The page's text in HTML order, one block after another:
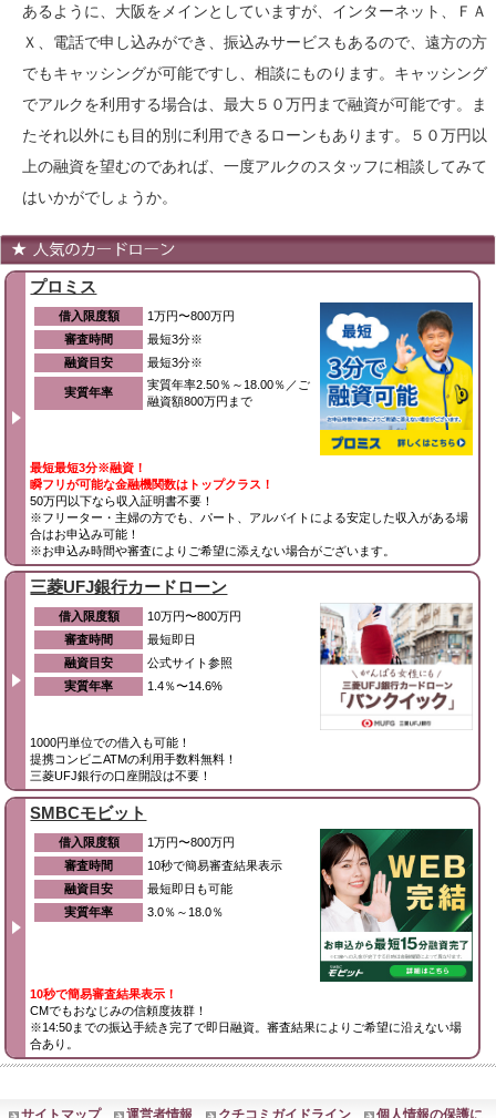
あるように、大阪をメインとしていますが、インターネット、ＦＡ
Ｘ、電話で申し込みができ、振込みサービスもあるので、遠方の方
でもキャッシングが可能ですし、相談にものります。キャッシング
でアルクを利用する場合は、最大５０万円まで融資が可能です。ま
たそれ以外にも目的別に利用できるローンもあります。５０万円以
上の融資を望むのであれば、一度アルクのスタッフに相談してみて
はいかがでしょうか。
プロミス
借入限度額
1万円〜800万円
審査時間
最短3分※
融資目安
最短3分※
実質年率
実質年率2.50％～18.00％／ご
融資額800万円まで
最短最短3分※融資！
瞬フリが可能な金融機関数はトップクラス！
50万円以下なら収入証明書不要！
※フリーター・主婦の方でも、パート、アルバイトによる安定した収入がある場
合はお申込み可能！
※お申込み時間や審査によりご希望に添えない場合がございます。
三菱UFJ銀行カードローン
借入限度額
10万円〜800万円
審査時間
最短即日
融資目安
公式サイト参照
実質年率
1.4％〜14.6%
1000円単位での借入も可能！
提携コンビニATMの利用手数料無料！
三菱UFJ銀行の口座開設は不要！
SMBCモビット
借入限度額
1万円〜800万円
審査時間
10秒で簡易審査結果表示
融資目安
最短即日も可能
実質年率
3.0％～18.0％
10秒で簡易審査結果表示！
CMでもおなじみの信頼度抜群！
※14:50までの振込手続き完了で即日融資。審査結果によりご希望に沿えない場
合あり。
サイトマップ 運営者情報 クチコミガイドライン 個人情報の保護に